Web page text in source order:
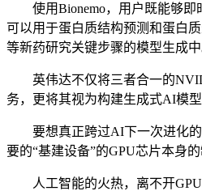
使用Bionemo，用户既能够即
可以用于蛋白质结构预测和蛋白
等新药研究关键步骤的模型生成中
英伟达不仅将三者合一的
务，更将其视为构建生成式AI模型
要想真正跨过AI下一次进化的
要的“基建设备”的GPU芯片本身的
人工智能的火热，离不开GPU